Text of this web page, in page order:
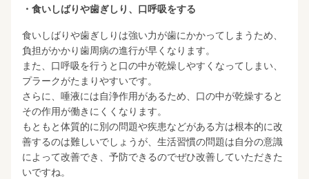
・食いしばりや歯ぎしり、口呼吸をする
食いしばりや歯ぎしりは強い力が歯にかかってしまうため、
負担がかかり歯周病の進行が早くなります。
また、口呼吸を行うと口の中が乾燥しやすくなってしまい、
プラークがたまりやすいです。
さらに、唾液には自浄作用があるため、口の中が乾燥すると
その作用が働きにくくなります。
もともと体質的に別の問題や疾患などがある方は根本的に改
善するのは難しいでしょうが、生活習慣の問題は自分の意識
によって改善でき、予防できるのでぜひ改善していただきた
いですね。